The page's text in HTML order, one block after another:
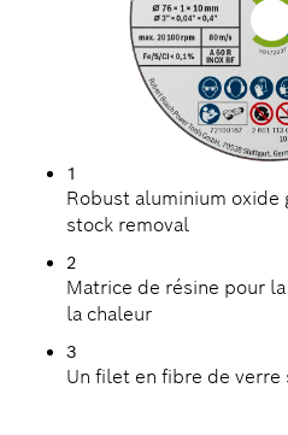
1
Robust aluminium oxide
stock removal
2
Matrice de résine pour
la chaleur
3
Un filet en fibre de